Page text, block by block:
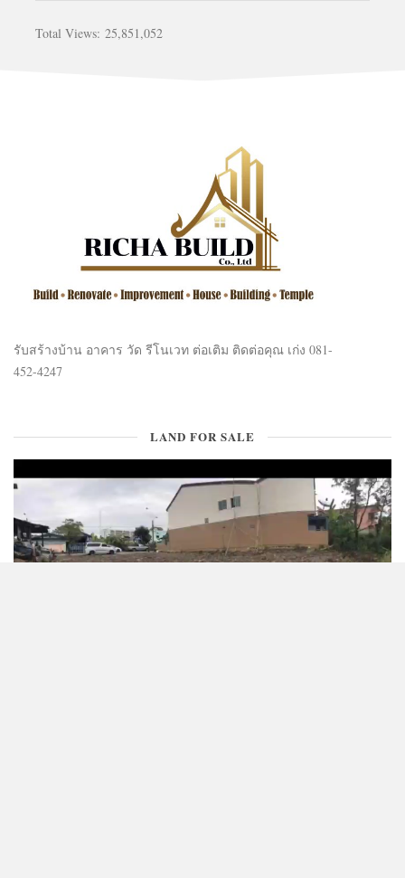
Total Views: 25,851,052
รับสร้างบ้าน อาคาร วัด รีโนเวท ต่อเติม ติดต่อคุณ เก่ง 081-
452-4247
LAND FOR SALE